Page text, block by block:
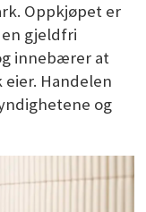
Oppkjøpet er
gjeldfri
innebærer at
eier. Handelen
og